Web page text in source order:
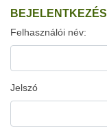
BEJELENTKEZÉS
Felhasználói név:
Jelszó